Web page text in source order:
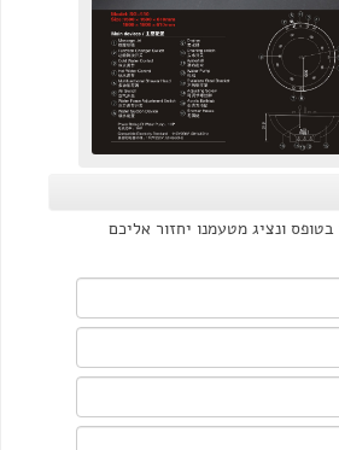
ונציג מטעמנו יחזור אליכם